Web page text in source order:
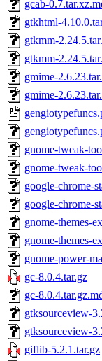
gcab-
gtkhtml-
gtkmm-
gtkmm-
gmime-
gmime-
gnome-tweak-
gnome-tweak-
google-chrome-
google-chrome-
gnome-themes-
gnome-themes-
gnome-power-
gc-8.0.4.tar.gz
gc-
gtksourceview-
gtksourceview-
giflib-5.2.1.tar.gz